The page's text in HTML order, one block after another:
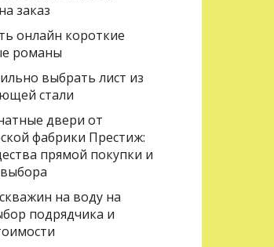
заказ
онлайн короткие
романы
выбрать лист из
стали
двери от
фабрики Престиж:
прямой покупки и
на воду на
подрядчика и